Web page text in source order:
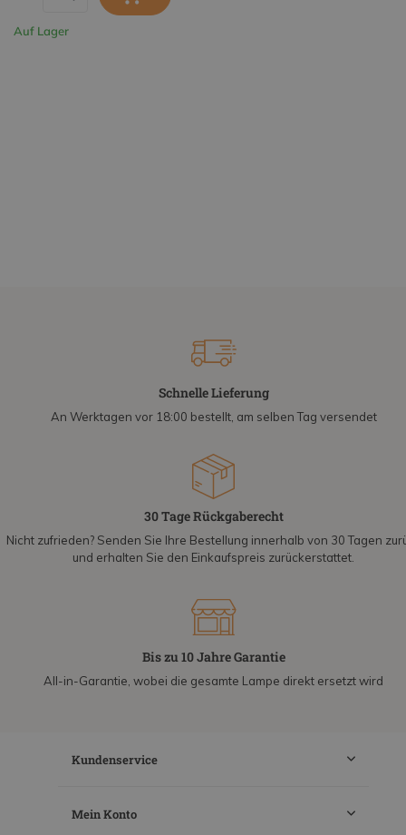
Auf Lager
Schnelle Lieferung
An Werktagen vor 18:00 bestellt, am selben Tag versendet
30 Tage Rückgaberecht
Nicht zufrieden? Senden Sie Ihre Bestellung innerhalb von 30 Tagen
und erhalten Sie den Einkaufspreis zurückerstattet.
Bis zu 10 Jahre Garantie
All-in-Garantie, wobei die gesamte Lampe direkt ersetzt wird
Kundenservice
Mein Konto